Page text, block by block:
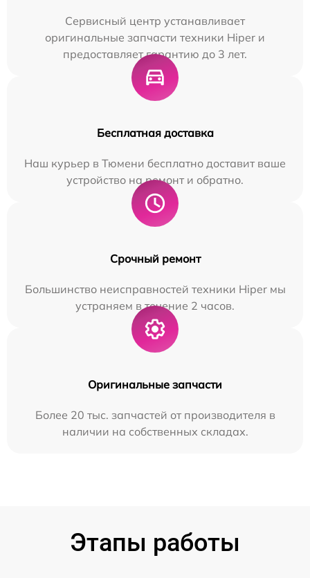
Сервисный центр устанавливает
оригинальные запчасти техники Hiper и
предоставляет гарантию до 3 лет.
Бесплатная доставка
Наш курьер в Тюмени бесплатно доставит ваше
устройство на ремонт и обратно.
Срочный ремонт
Большинство неисправностей техники Hiper мы
устраняем в течение 2 часов.
Оригинальные запчасти
Более 20 тыс. запчастей от производителя в
наличии на собственных складах.
Этапы работы